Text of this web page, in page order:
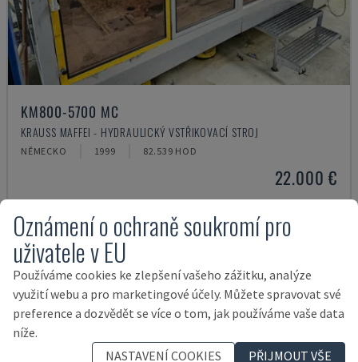
KM800-5700 MC
KRAUSS MAFFEI - HYDRAULICKÝ VSTŘIKOVACÍ STROJ
NĚMECKO 1999 82.539 HOD
22.000 €
Oznámení o ochraně soukromí pro
uživatele v EU
Používáme cookies ke zlepšení vašeho zážitku, analýze
využití webu a pro marketingové účely. Můžete spravovat své
preference a dozvědět se více o tom, jak používáme vaše data
níže.
NASTAVENÍ COOKIES
PŘIJMOUT VŠE